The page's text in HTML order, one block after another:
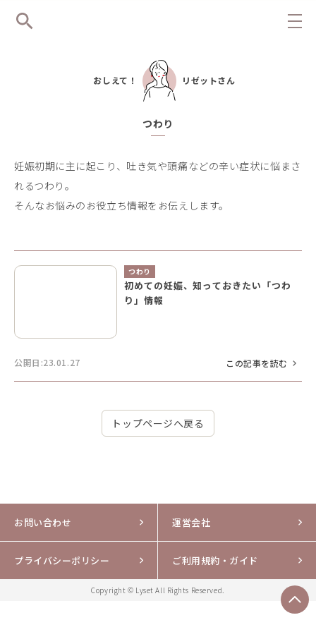
おしえて！ リゼットさん
つわり
妊娠初期に主に起こり、吐き気や頭痛などの辛い症状に悩まさ
れるつわり。
そんなお悩みのお役立ち情報をお伝えします。
つわり
初めての妊娠、知っておきたい「つわ
り」情報
公開日:23.01.27 この記事を読む
トップページへ戻る
お問い合わせ 運営会社
プライバシーポリシー ご利用規約・ガイド
Copyright © Lyset All Rights Reserved.